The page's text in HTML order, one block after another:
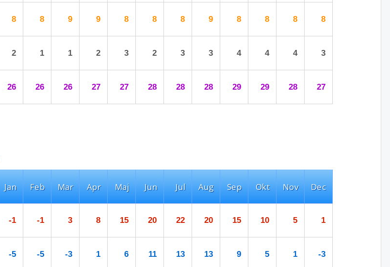
8
2
26
8
1
26
9
1
26
9
2
27
8
3
27
8
2
28
8
3
28
9
3
28
8
4
29
8
4
29
8
4
28
8
3
27
Jan
-1
-5
Feb
-1
-5
Mar
3
-3
Apr
8
1
Maj
15
6
Jun
20
11
Jul
22
13
Aug
20
13
Sep
15
9
Okt
10
5
Nov
5
1
Dec
1
-3